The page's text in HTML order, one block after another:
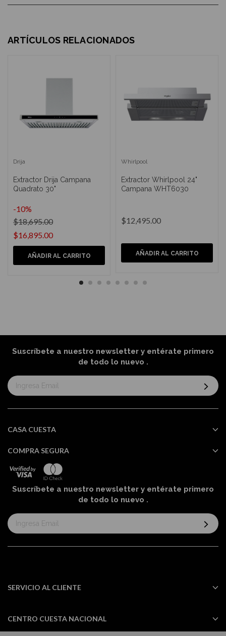
ARTÍCULOS RELACIONADOS
Drija
Extractor Drija Campana
Quadrato 30"
$16,895.00
$18,695.00
-10%
AÑADIR AL CARRITO
Whirlpool
Extractor Whirlpool 24"
Campana WHT6030
$12,495.00
AÑADIR AL CARRITO
Suscríbete a nuestro newsletter y entérate primero
de todo lo nuevo .
Suscríbase
al
informativo:
CASA CUESTA
COMPRA SEGURA
Suscríbete a nuestro newsletter y entérate primero
de todo lo nuevo .
Suscríbase
al
informativo:
SERVICIO AL CLIENTE
CENTRO CUESTA NACIONAL